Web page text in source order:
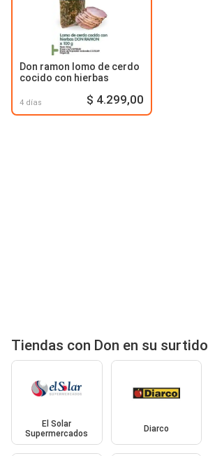
Don ramon lomo de cerdo
cocido con hierbas
4 días $ 4.299,00
Tiendas con Don en su surtido
El Solar
Supermercados
Diarco